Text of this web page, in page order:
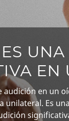
EN
audición en un
unilateral. Es